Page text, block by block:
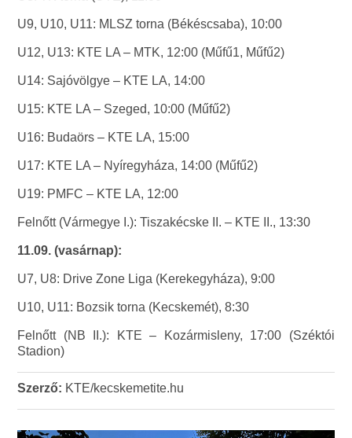
U9, U10, U11: MLSZ torna (Békéscsaba), 10:00
U12, U13: KTE LA – MTK, 12:00 (Műfű1, Műfű2)
U14: Sajóvölgye – KTE LA, 14:00
U15: KTE LA – Szeged, 10:00 (Műfű2)
U16: Budaörs – KTE LA, 15:00
U17: KTE LA – Nyíregyháza, 14:00 (Műfű2)
U19: PMFC – KTE LA, 12:00
Felnőtt (Vármegye I.): Tiszakécske II. – KTE II., 13:30
11.09. (vasárnap):
U7, U8: Drive Zone Liga (Kerekegyháza), 9:00
U10, U11: Bozsik torna (Kecskemét), 8:30
Felnőtt (NB II.): KTE – Kozármisleny, 17:00 (Széktói
Stadion)
Szerző: KTE/kecskemetite.hu